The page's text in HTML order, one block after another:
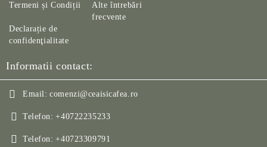
Termeni și Condiții
Declarație de
confidenţialitate
Alte întrebări
frecvente
Informatii contact:
Email: comenzi@ceaisicafea.ro
Telefon: +40722235233
Telefon: +40723309791